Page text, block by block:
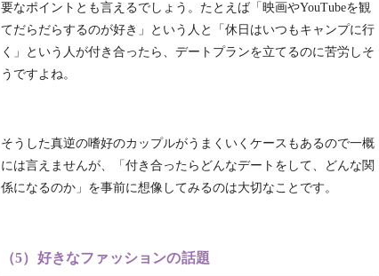
要なポイントとも言えるでしょう。たとえば「映画やYouTubeを観
てだらだらするのが好き」という人と「休日はいつもキャンプに行
く」という人が付き合ったら、デートプランを立てるのに苦労しそ
うですよね。
そうした真逆の嗜好のカップルがうまくいくケースもあるので一概
には言えませんが、「付き合ったらどんなデートをして、どんな関
係になるのか」を事前に想像してみるのは大切なことです。
（5）好きなファッションの話題